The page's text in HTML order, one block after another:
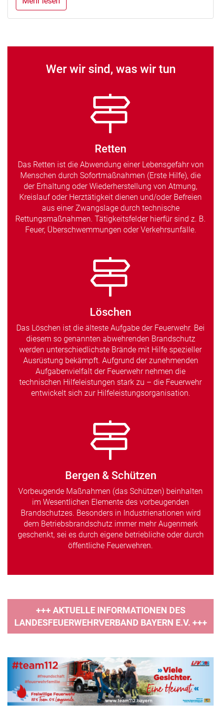
Wer wir sind, was wir tun
Retten
Das Retten ist die Abwendung einer Lebensgefahr von
Menschen durch Sofortmaßnahmen (Erste Hilfe), die
der Erhaltung oder Wiederherstellung von Atmung,
Kreislauf oder Herztätigkeit dienen und/oder Befreien
aus einer Zwangslage durch technische
Rettungsmaßnahmen. Tätigkeitsfelder hierfür sind z. B.
Feuer, Überschwemmungen oder Verkehrsunfälle.
Löschen
Das Löschen ist die älteste Aufgabe der Feuerwehr. Bei
diesem so genannten abwehrenden Brandschutz
werden unterschiedlichste Brände mit Hilfe spezieller
Ausrüstung bekämpft. Aufgrund der zunehmenden
Aufgabenvielfalt der Feuerwehr nehmen die
technischen Hilfeleistungen stark zu – die Feuerwehr
entwickelt sich zur Hilfeleistungsorganisation.
Bergen & Schützen
Vorbeugende Maßnahmen (das Schützen) beinhalten
im Wesentlichen Elemente des vorbeugenden
Brandschutzes. Besonders in Industrienationen wird
dem Betriebsbrandschutz immer mehr Augenmerk
geschenkt, sei es durch eigene betriebliche oder durch
öffentliche Feuerwehren.
+++ AKTUELLE INFORMATIONEN DES
LANDESFEUERWEHRVERBAND BAYERN E.V. +++